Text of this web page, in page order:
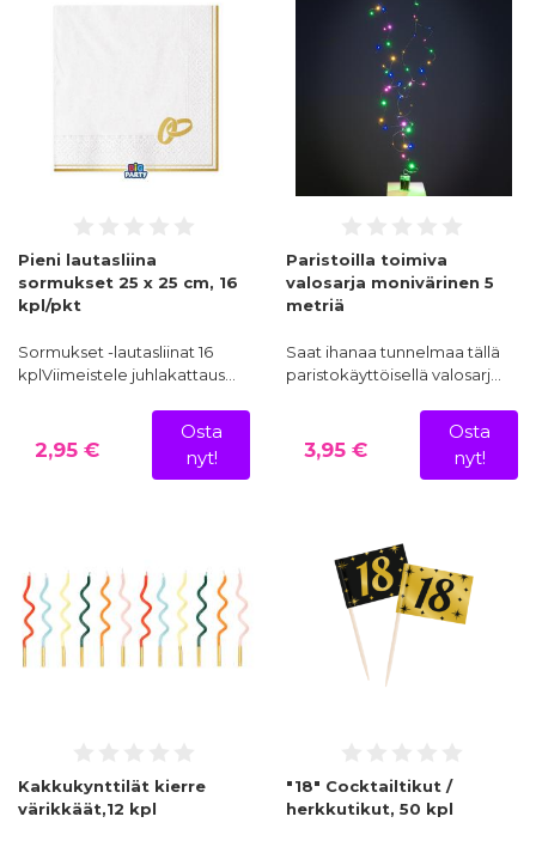
Pieni lautasliina
sormukset 25 x 25 cm, 16
kpl/pkt
Sormukset -lautasliinat 16
kplViimeistele juhlakattaus…
2,95 €
Osta
nyt!
Paristoilla toimiva
valosarja monivärinen 5
metriä
Saat ihanaa tunnelmaa tällä
paristokäyttöisellä valosarj…
3,95 €
Osta
nyt!
Kakkukynttilät kierre
värikkäät,12 kpl
"18" Cocktailtikut /
herkkutikut, 50 kpl